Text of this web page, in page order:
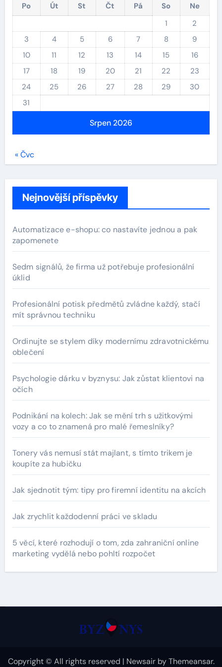
Srpen 2026
Po Út St Čt Pá So
Ne
1
2
3
4 5 6 7 8
9
10
11 12 13 14 15
16
17
18 19 20 21 22
23
24
25 26 27 28 29
30
31
« Čvc
Nejnovější příspěvky
Automatizace e-shopu: co nastavíte jednou a pak
zapomenete
Sedm signálů, že firma už potřebuje profesionální
úklid
Profesionální potisk předmětů zvládne každý, stačí
mít správnou techniku
Ordinujte se stylem díky modernímu zdravotnickému
oblečení
Psychologie dárku v byznysu: Jak zůstat klientovi na
očích
Podnikání na kolech: Jak se mění trh s užitkovými
vozy a co to znamená pro malé řemeslníky?
Tonery vás nemusí stát majlant, s tímto trikem je
koupíte za hubičku
Jak sjednotit tým: tipy pro firemní identitu na akcích
Jak zrychlit každodenní práci ve skladu
5 věcí, které rozhodují o tom, zda zahraniční online
marketing vydělá nebo pohltí rozpočet
Copyright © All rights reserved | NewsairbyThemeansar.